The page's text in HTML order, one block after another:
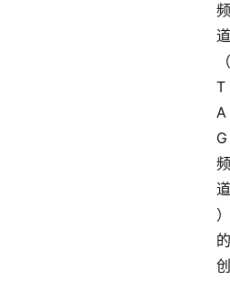
频
道
（
T
A
G
频
道
）
的
创